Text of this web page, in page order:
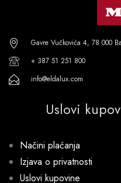
Gavre Vučkovića 4, 78 000
+ 387 51 251 800
info@eldalux.com
Uslovi
Načini plaćanja
Izjava o privatnosti
Uslovi kupovine